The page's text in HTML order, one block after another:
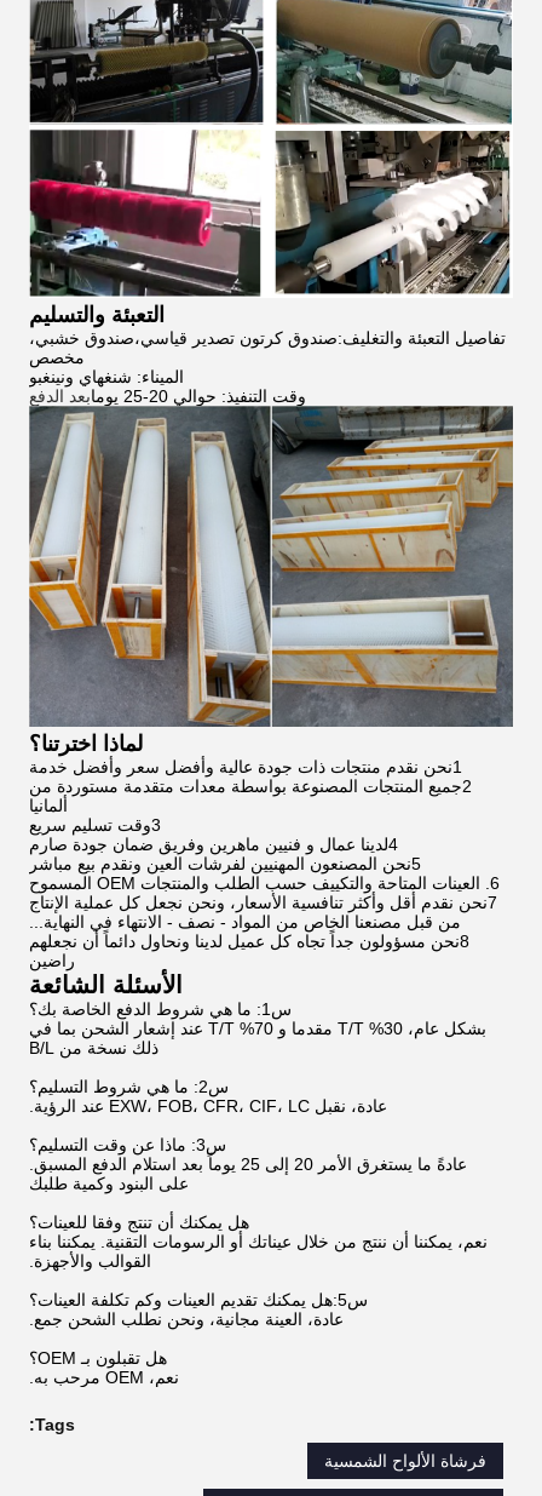
التعبئة والتسليم
تفاصيل التعبئة والتغليف:صندوق كرتون تصدير قياسي،صندوق خشبي،
مخصص
الميناء: شنغهاي ونينغبو
وقت التنفيذ: حوالي 20-25 يوما
بعد الدفع
لماذا اخترتنا؟
1نحن نقدم منتجات ذات جودة عالية وأفضل سعر وأفضل خدمة
2جميع المنتجات المصنوعة بواسطة معدات متقدمة مستوردة من
ألمانيا
3وقت تسليم سريع
4لدينا عمال و فنيين ماهرين وفريق ضمان جودة صارم
5نحن المصنعون المهنيين لفرشات العين ونقدم بيع مباشر
6. العينات المتاحة والتكييف حسب الطلب والمنتجات OEM المسموح
7نحن نقدم أقل وأكثر تنافسية الأسعار، ونحن نجعل كل عملية الإنتاج
من قبل مصنعنا الخاص من المواد - نصف - الانتهاء في النهاية...
8نحن مسؤولون جداً تجاه كل عميل لدينا ونحاول دائماً أن نجعلهم
راضين
الأسئلة الشائعة
س1: ما هي شروط الدفع الخاصة بك؟
بشكل عام، 30% T/T مقدما و 70% T/T عند إشعار الشحن بما في
ذلك نسخة من B/L
س2: ما هي شروط التسليم؟
عادة، نقبل EXW، FOB، CFR، CIF، LC عند الرؤية.
س3: ماذا عن وقت التسليم؟
عادةً ما يستغرق الأمر 20 إلى 25 يوماً بعد استلام الدفع المسبق.
على البنود وكمية طلبك
هل يمكنك أن تنتج وفقا للعينات؟
نعم، يمكننا أن ننتج من خلال عيناتك أو الرسومات التقنية. يمكننا بناء
القوالب والأجهزة.
س5:هل يمكنك تقديم العينات وكم تكلفة العينات؟
عادة، العينة مجانية، ونحن نطلب الشحن جمع.
هل تقبلون بـ OEM؟
نعم، OEM مرحب به.
Tags:
فرشاة الألواح الشمسية